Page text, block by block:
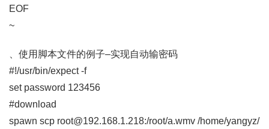
EOF
~
、使用脚本文件的例子–实现自动输密码
#!/usr/bin/expect -f
set password 123456
#download
spawn scp root@192.168.1.218:/root/a.wmv /home/yangyz/